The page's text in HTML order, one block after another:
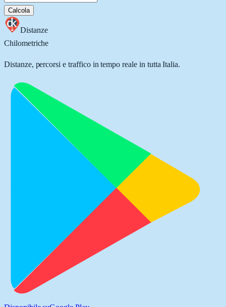
Calcola
Distanze
Chilometriche
Distanze, percorsi e traffico in tempo reale in tutta Italia.